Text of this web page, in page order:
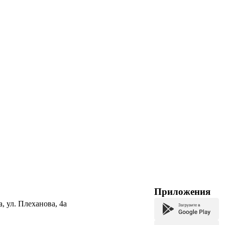
ул. Плеханова, 4а
Приложения